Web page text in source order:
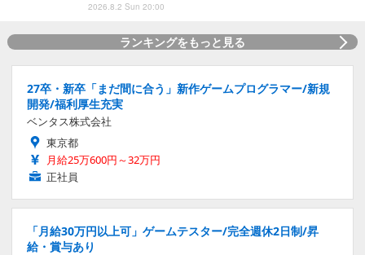
2026.8.2 Sun 20:00
ランキングをもっと見る
27卒・新卒「まだ間に合う」新作ゲームプログラマー/新規
開発/福利厚生充実
ベンタス株式会社
東京都
月給25万600円～32万円
正社員
「月給30万円以上可」ゲームテスター/完全週休2日制/昇
給・賞与あり